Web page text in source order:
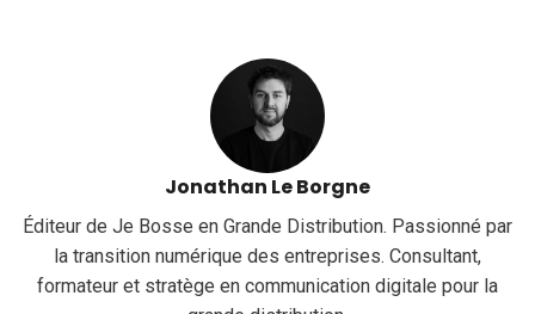
Jonathan Le Borgne
Éditeur de Je Bosse en Grande Distribution. Passionné par
la transition numérique des entreprises. Consultant,
formateur et stratège en communication digitale pour la